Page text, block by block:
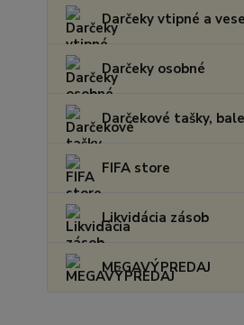
Darčeky vtipné a
Darčeky osobné
Darčekové tašky,
FIFA store
Likvidácia zásob
MEGAVÝPREDAJ